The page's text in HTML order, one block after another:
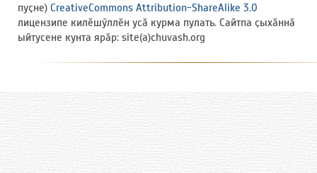
пуҫне) CreativeCommons Attribution-ShareAlike 3.0
лицензипе килӗшӳллӗн усӑ курма пулать. Сайтпа ҫыхӑннӑ
ыйтусене кунта ярӑр: site(a)chuvash.org